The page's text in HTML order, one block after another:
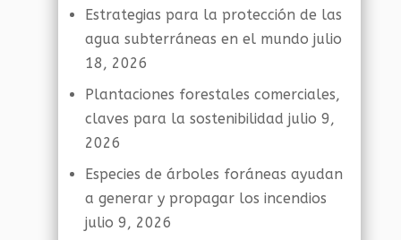
Estrategias para la protección de las
agua subterráneas en el mundo julio
18, 2026
Plantaciones forestales comerciales,
claves para la sostenibilidad julio 9,
2026
Especies de árboles foráneas ayudan
a generar y propagar los incendios
julio 9, 2026